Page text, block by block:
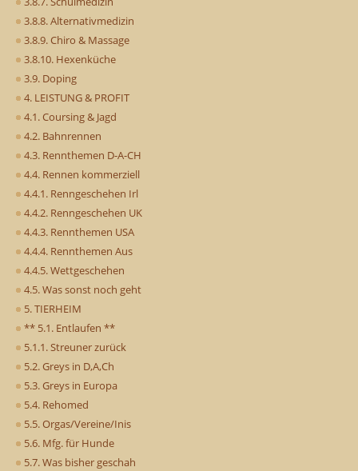
3.8.8. Alternativmedizin
3.8.9. Chiro & Massage
3.8.10. Hexenküche
3.9. Doping
4. LEISTUNG & PROFIT
4.1. Coursing & Jagd
4.2. Bahnrennen
4.3. Rennthemen D-A-CH
4.4. Rennen kommerziell
4.4.1. Renngeschehen Irl
4.4.2. Renngeschehen UK
4.4.3. Rennthemen USA
4.4.4. Rennthemen Aus
4.4.5. Wettgeschehen
4.5. Was sonst noch geht
5. TIERHEIM
** 5.1. Entlaufen **
5.1.1. Streuner zurück
5.2. Greys in D,A,Ch
5.3. Greys in Europa
5.4. Rehomed
5.5. Orgas/Vereine/Inis
5.6. Mfg. für Hunde
5.7. Was bisher geschah